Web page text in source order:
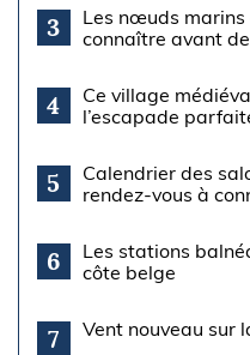
3
Les nœuds marins
connaître avant
4
Ce village
l’escapade
5
Calendrier des
rendez-vous à
6
Les stations
côte belge
7 Vent nouveau sur